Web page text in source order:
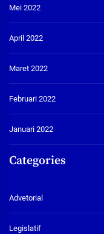
Mei 2022
April 2022
Maret 2022
Februari 2022
Januari 2022
Categories
Advetorial
Legislatif